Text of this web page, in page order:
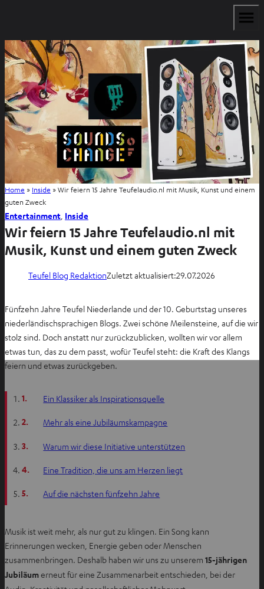
Home » Inside »Wir feiern 15 Jahre Teufelaudio.nl mit Musik, Kunst und einem
guten Zweck
Entertainment Inside
Wir feiern 15 Jahre Teufelaudio.nl mit
Musik, Kunst und einem guten Zweck
Teufel Blog RedaktionZuletzt aktualisiert:29.07.2026
Fünfzehn Jahre Teufel Niederlande und der 10. Geburtstag unseres
niederländischsprachigen Blogs. Zwei schöne Meilensteine, auf die wir
stolz sind. Doch anstatt nur zurückzublicken, wollten wir vor allem
etwas tun, das zu dem passt, wofür Teufel steht: die Kraft des Klangs
feiern und etwas zurückgeben.
1. Ein Klassiker als Inspirationsquelle
2. Mehr als eine Jubiläumskampagne
3. Warum wir diese Initiative unterstützen
4. Eine Tradition, die uns am Herzen liegt
5. Auf die nächsten fünfzehn Jahre
Musik ist weit mehr, als nur gut zu klingen. Ein Song kann
Erinnerungen wecken, Energie geben oder Menschen
zusammenbringen. Deshalb haben wir uns zu unserem 15-jährigen
Jubiläumerneut für eine Zusammenarbeit entschieden, bei der